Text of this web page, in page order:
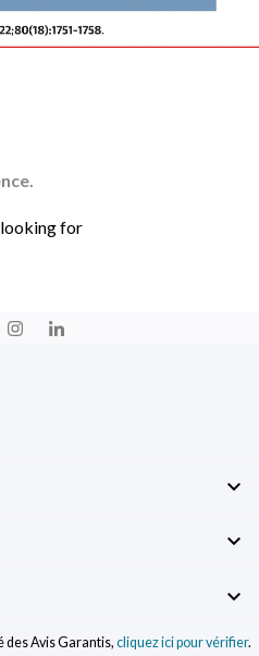
looking for



des Avis Garantis, cliquez ici pour vérifier.